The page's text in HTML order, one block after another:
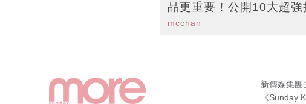
品更重要！公開10大超
mcchan
新傳媒集團
《Sunday